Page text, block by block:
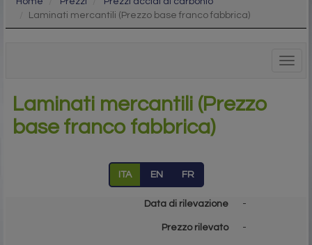
Laminati mercantili (Prezzo base franco fabbrica)
Laminati mercantili (Prezzo
base franco fabbrica)
ITA EN FR
Data di rilevazione -
Prezzo rilevato -